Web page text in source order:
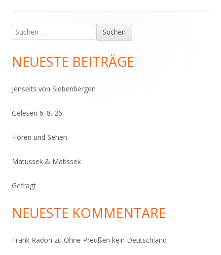
Haupt-
Seitenleiste
Suchen
nach:
NEUESTE BEITRÄGE
Jenseits von Siebenbergen
Gelesen 6. 8. 26
Hören und Sehen
Matussek & Matissek
Gefragt
NEUESTE KOMMENTARE
Frank Radon zu Ohne Preußen kein Deutschland